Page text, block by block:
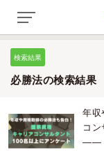
検索結果
必勝法の検索結果
年収
コ
――